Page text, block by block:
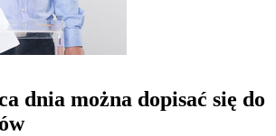
dnia można dopisać się do